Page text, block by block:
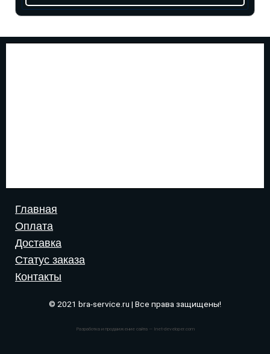
Главная
Оплата
Доставка
Статус заказа
Контакты
© 2021 bra-service.ru | Все права защищены!
Разработка и продвижение сайта — Inet-developer.com